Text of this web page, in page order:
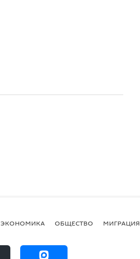
ЭКОНОМИКА ОБЩЕСТВО МИГРАЦИЯ